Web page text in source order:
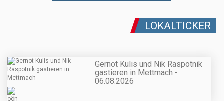
LOKALTICKER
Gernot Kulis und Nik Raspotnik
gastieren in Mettmach -
06.08.2026